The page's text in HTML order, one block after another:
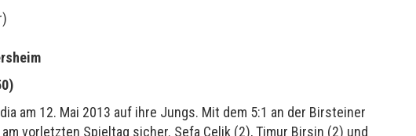
am 12. Mai 2013 auf ihre Jungs. Mit dem 5:1 an der Birsteiner
vorletzten Spieltag sicher. Sefa Celik (2), Timur Birsin (2) und